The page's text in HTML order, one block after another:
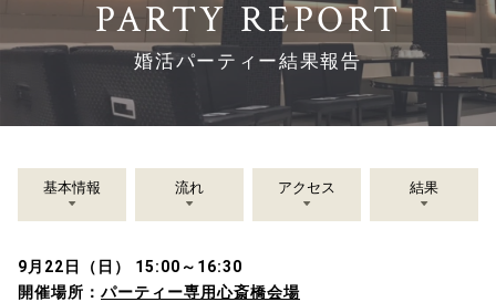
PARTY REPORT
婚活パーティー結果報告
基本情報 流れ アクセス 結果
9月22日（日） 15:00～16:30
開催場所： パーティー専用心斎橋会場